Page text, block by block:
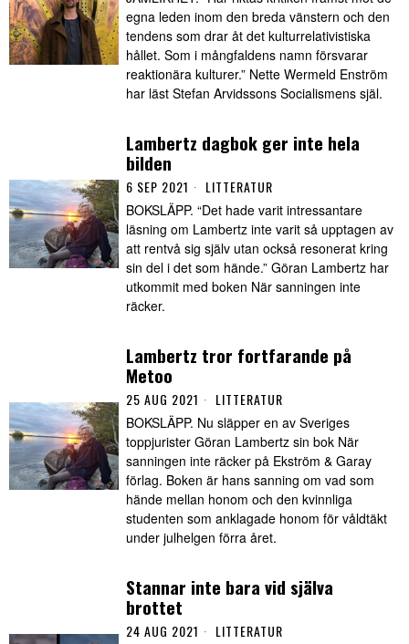
egna leden inom den breda vänstern och den
tendens som drar åt det kulturrelativistiska
hållet. Som i mångfaldens namn försvarar
reaktionära kulturer.” Nette Wermeld Enström
har läst Stefan Arvidssons Socialismens själ.
Lambertz dagbok ger inte hela
bilden
6 SEP 2021 LITTERATUR
BOKSLÄPP. “Det hade varit intressantare
läsning om Lambertz inte varit så upptagen av
att rentvå sig själv utan också resonerat kring
sin del i det som hände.” Göran Lambertz har
utkommit med boken När sanningen inte
räcker.
Lambertz tror fortfarande på
Metoo
25 AUG 2021 LITTERATUR
BOKSLÄPP. Nu släpper en av Sveriges
toppjurister Göran Lambertz sin bok När
sanningen inte räcker på Ekström & Garay
förlag. Boken är hans sanning om vad som
hände mellan honom och den kvinnliga
studenten som anklagade honom för våldtäkt
under julhelgen förra året.
Stannar inte bara vid själva
brottet
24 AUG 2021 LITTERATUR